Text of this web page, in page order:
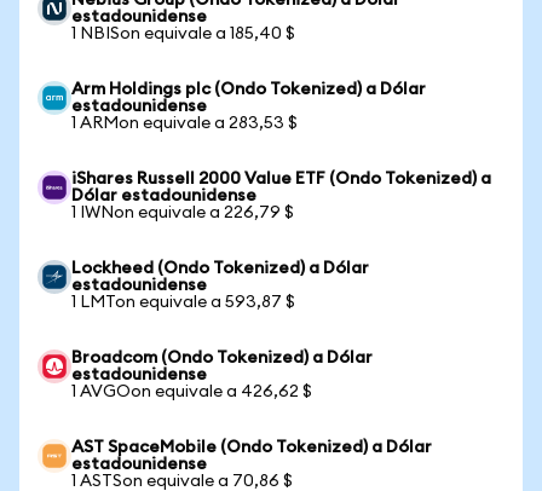
estadounidense
1 NBISon equivale a 185,40 $
Arm Holdings plc (Ondo Tokenized) a Dólar
estadounidense
1 ARMon equivale a 283,53 $
iShares Russell 2000 Value ETF (Ondo Tokenized) a
Dólar estadounidense
1 IWNon equivale a 226,79 $
Lockheed (Ondo Tokenized) a Dólar
estadounidense
1 LMTon equivale a 593,87 $
Broadcom (Ondo Tokenized) a Dólar
estadounidense
1 AVGOon equivale a 426,62 $
AST SpaceMobile (Ondo Tokenized) a Dólar
estadounidense
1 ASTSon equivale a 70,86 $